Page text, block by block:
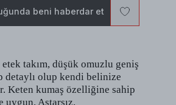
beni haberdar et
takım, düşük omuzlu geniş
detaylı olup kendi belinize
Keten kumaş özelliğine sahip
uygun. Astarsız.